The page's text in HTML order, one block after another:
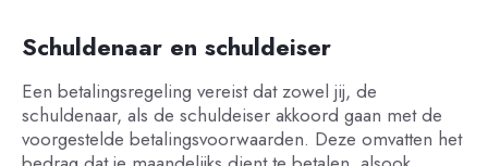
Schuldenaar en schuldeiser
Een betalingsregeling vereist dat zowel jij, de
schuldenaar, als de schuldeiser akkoord gaan met de
voorgestelde betalingsvoorwaarden. Deze omvatten het